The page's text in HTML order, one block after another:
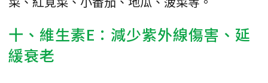
十、維生素E：減少紫外線傷害、延
緩衰老